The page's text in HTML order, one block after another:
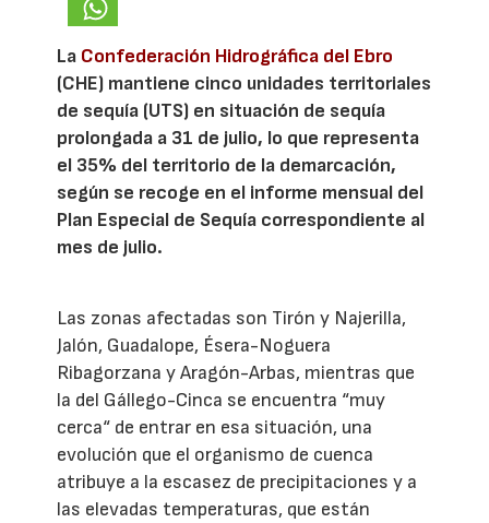
La Confederación Hidrográfica del Ebro
(CHE) mantiene cinco unidades territoriales
de sequía (UTS) en situación de sequía
prolongada a 31 de julio, lo que representa
el 35% del territorio de la demarcación,
según se recoge en el informe mensual del
Plan Especial de Sequía correspondiente al
mes de julio.
Las zonas afectadas son Tirón y Najerilla,
Jalón, Guadalope, Ésera-Noguera
Ribagorzana y Aragón-Arbas, mientras que
la del Gállego-Cinca se encuentra “muy
cerca“ de entrar en esa situación, una
evolución que el organismo de cuenca
atribuye a la escasez de precipitaciones y a
las elevadas temperaturas, que están